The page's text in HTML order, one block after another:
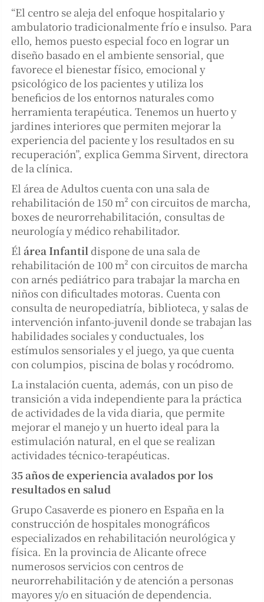
“El centro se aleja del enfoque hospitalario y
ambulatorio tradicionalmente frío e insulso. Para
ello, hemos puesto especial foco en lograr un
diseño basado en el ambiente sensorial, que
favorece el bienestar físico, emocional y
psicológico de los pacientes y utiliza los
beneficios de los entornos naturales como
herramienta terapéutica. Tenemos un huerto y
jardines interiores que permiten mejorar la
experiencia del paciente y los resultados en su
recuperación”, explica Gemma Sirvent, directora
de la clínica.
El área de Adultos cuenta con una sala de
rehabilitación de 150 m² con circuitos de marcha,
boxes de neurorrehabilitación, consultas de
neurología y médico rehabilitador.
Él área Infantil dispone de una sala de
rehabilitación de 100 m² con circuitos de marcha
con arnés pediátrico para trabajar la marcha en
niños con dificultades motoras. Cuenta con
consulta de neuropediatría, biblioteca, y salas de
intervención infanto-juvenil donde se trabajan las
habilidades sociales y conductuales, los
estímulos sensoriales y el juego, ya que cuenta
con columpios, piscina de bolas y rocódromo.
La instalación cuenta, además, con un piso de
transición a vida independiente para la práctica
de actividades de la vida diaria, que permite
mejorar el manejo y un huerto ideal para la
estimulación natural, en el que se realizan
actividades técnico-terapéuticas.
35años de experiencia avalados por los
resultados en salud
Grupo Casaverde es pionero en España en la
construcción de hospitales monográficos
especializados en rehabilitación neurológica y
física. En la provincia de Alicante ofrece
numerosos servicios con centros de
neurorrehabilitación y de atención a personas
mayores y/o en situación de dependencia.